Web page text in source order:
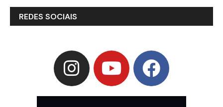
REDES SOCIAIS